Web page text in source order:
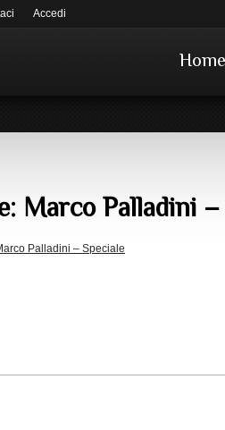
Accedi
Home
Marco Palladini –
Palladini – Speciale